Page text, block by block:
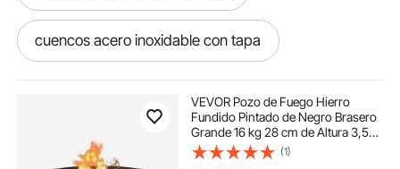
cuencos acero inoxidable con tapa
VEVOR Pozo de Fuego Hierro
Fundido Pintado de Negro Brasero
Grande 16 kg 28 cm de Altura 3,5
mm de Grosor Cuenco para
Fogatas al Aire Libre para jardines,
(1)